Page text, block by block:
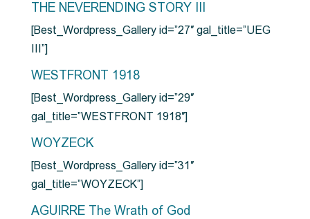
THE NEVERENDING STORY III
[Best_Wordpress_Gallery id=”27″ gal_title=”UEG
III”]
WESTFRONT 1918
[Best_Wordpress_Gallery id=”29″
gal_title=”WESTFRONT 1918″]
WOYZECK
[Best_Wordpress_Gallery id=”31″
gal_title=”WOYZECK”]
AGUIRRE The Wrath of God